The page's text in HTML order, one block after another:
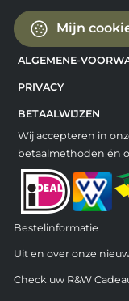
Mijn
ALGEMENE-
PRIVACY
BETAALWIJZEN
Wij accepteren in
betaalmethoden én
Bestelinformatie
Uit en over onze
Check uw R&W